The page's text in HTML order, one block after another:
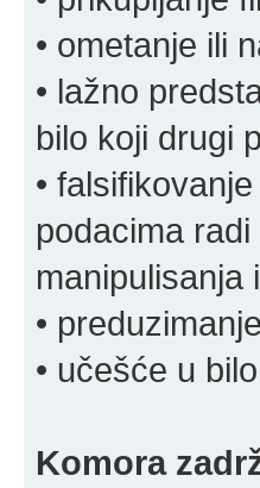
• ometanje ili
• lažno
bilo koji drugi
•
podacima
manipulisanja
•
• učešće u
Komora